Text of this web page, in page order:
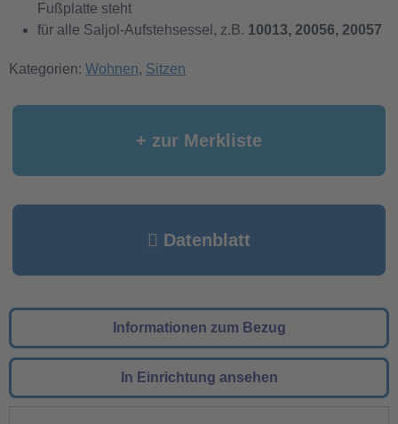
Fußplatte steht
für alle Saljol-Aufstehsessel, z.B. 10013, 20056, 20057
Kategorien: Wohnen, Sitzen
+ zur Merkliste
Datenblatt
Informationen zum Bezug
In Einrichtung ansehen